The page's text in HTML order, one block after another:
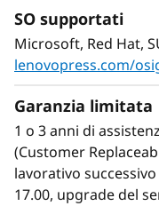
Con XClarity la
integrazione
standardizzata,
di provisioning
operazioni
l’azienda durante
quello di
SO supportati
Microsoft, Red Hat,
lenovopress.com/
Garanzia limitata
1 o 3 anni di
(Customer
lavorativo
17.00, upgrade del